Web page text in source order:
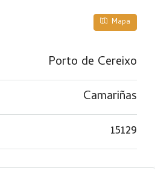
Mapa
Porto de Cereixo
Camariñas
15129